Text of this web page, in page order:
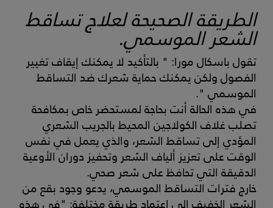
الطريقة الصحيحة لعلاج تساقط
الشعر الموسمي.
تقول باسكال مورا: " بالتأكيد لا يمكنك إيقاف تغيير
الفصول ولكن يمكنك حماية شعرك ضد التساقط
الموسمي ".
في هذه الحالة أنت بحاجة لمستحضر خاص بمكافحة
تصلب غلاف الكولاجين المحيط بالجريب الشعري
المؤدي إلى تساقط الشعر، والذي يعمل في نفس
الوقت على تعزيز ألياف الشعر وتحفيز دوران الأوعية
الدقيقة التي تحافظ على شعر صحي.
خارج فترات التساقط الموسمي، يدعو وجود بقع من